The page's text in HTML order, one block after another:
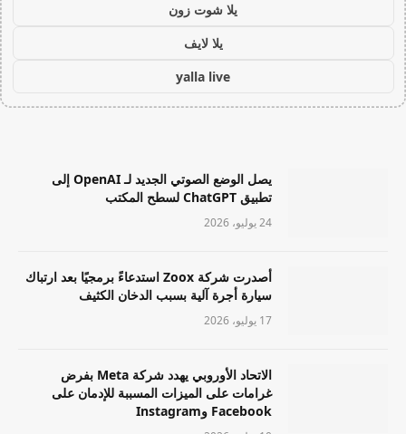
يلا شوت زون
يلا لايف
yalla live
يصل الوضع الصوتي الجديد لـ OpenAI إلى
تطبيق ChatGPT لسطح المكتب
24 يوليو، 2026
أصدرت شركة Zoox استدعاءً برمجيًا بعد ارتباك
سيارة أجرة آلية بسبب الدخان الكثيف
17 يوليو، 2026
الاتحاد الأوروبي يهدد شركة Meta بفرض
غرامات على الميزات المسببة للإدمان على
Facebook وInstagram